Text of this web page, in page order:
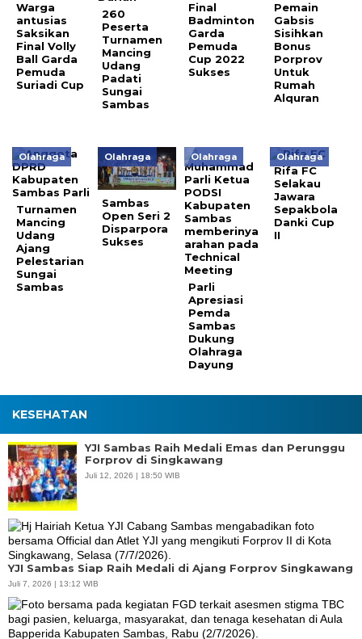
Warga
antusias
Saksikan
Final Volly
Ball Garda
Pemuda
Suriadi Cup
260
Peserta
Turnamen
Mancing
Udang
Padati
Sungai
Sambas
Final
Badminton
Garda
Pemuda
Cup 2022
Sukses
Pemain
Gabsis
Sisihkan
Bonus
Porprov
Untuk
Rumah
Alquran
Olahraga
Turnamen
Mancing
Udang
Ajang
Pelestarian
Sungai
Sambas
Olahraga
Sambas
Open Seri 2
Disparpora
Sukses
Olahraga
Parli
Apresiasi
Pemda
Sambas
Dukung
Olahraga
Dayung
Olahraga
Rifa FC
Selakau
Jawara
Sepakbola
Danki Cup
II
KESEHATAN
YJI Sambas Raih Medali Emas dan Perunggu
Forprov di Singkawang
Juli 12, 2026 | 18:50 WIB
YJI Sambas Siap Raih Medali di Ajang Forprov Singkawang
Juli 7, 2026 | 13:12 WIB